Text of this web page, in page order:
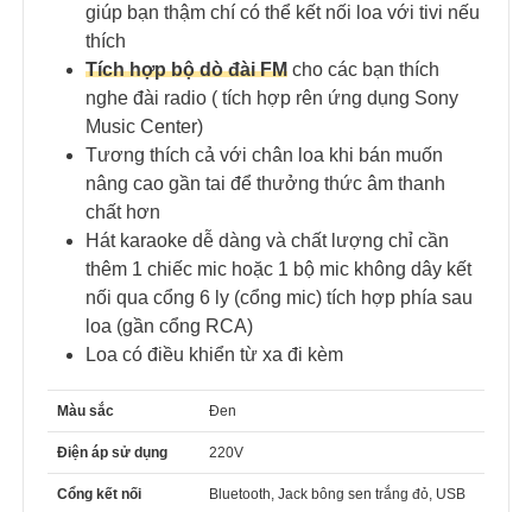
giúp bạn thậm chí có thể kết nối loa với tivi nếu
thích
Tích hợp bộ dò đài FM cho các bạn thích
nghe đài radio ( tích hợp rên ứng dụng Sony
Music Center)
Tương thích cả với chân loa khi bán muốn
nâng cao gần tai để thưởng thức âm thanh
chất hơn
Hát karaoke dễ dàng và chất lượng chỉ cần
thêm 1 chiếc mic hoặc 1 bộ mic không dây kết
nối qua cổng 6 ly (cổng mic) tích hợp phía sau
loa (gần cổng RCA)
Loa có điều khiển từ xa đi kèm
Màu sắc Đen
Điện áp sử dụng 220V
Cổng kết nối Bluetooth, Jack bông sen trắng đỏ, USB